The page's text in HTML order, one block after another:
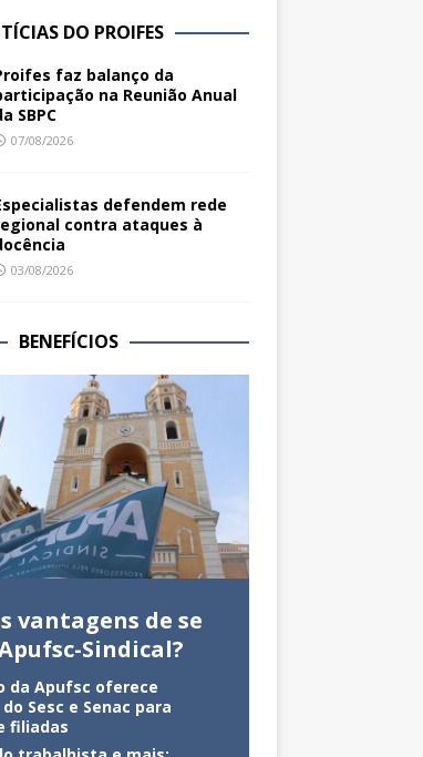
DO PROIFES
faz balanço da
na Reunião Anual
SBPC
07/08/2026
defendem rede
contra ataques à
03/08/2026
BENEFÍCIOS
vantagens de se
Sindical?
da Apufsc oferece
Sesc e Senac para
filiadas